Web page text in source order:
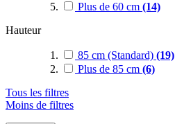
Plus de 60 cm (14)
Hauteur
85 cm (Standard) (19)
Plus de 85 cm (6)
Tous les filtres
Moins de filtres